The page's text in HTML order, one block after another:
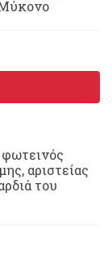
αριστείας
του